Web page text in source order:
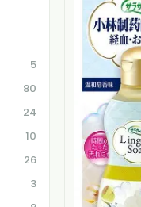
5
80
24
10
26
3